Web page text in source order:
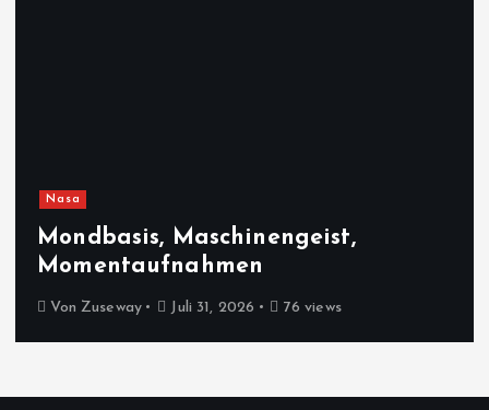
Nasa
Mondbasis, Maschinengeist,
Momentaufnahmen
Von Zuseway Juli 31, 2026 76 views